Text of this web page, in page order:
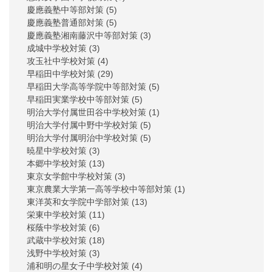
慶應義塾中等部対策 (5)
慶應義塾普通部対策 (5)
慶應義塾湘南藤沢中等部対策 (3)
成城中学校対策 (3)
攻玉社中学校対策 (4)
早稲田中学校対策 (29)
早稲田大学高等学院中等部対策 (5)
早稲田実業学校中等部対策 (5)
明治大学付属世田谷中学校対策 (1)
明治大学付属中野中学校対策 (5)
明治大学付属明治中学校対策 (5)
暁星中学校対策 (3)
本郷中学校対策 (13)
東京女学館中学校対策 (3)
東京農業大学第一高等学校中等部対策 (1)
東洋英和女学院中学部対策 (13)
栄東中学校対策 (11)
桜蔭中学校対策 (6)
武蔵中学校対策 (18)
浅野中学校対策 (3)
浦和明の星女子中学校対策 (4)